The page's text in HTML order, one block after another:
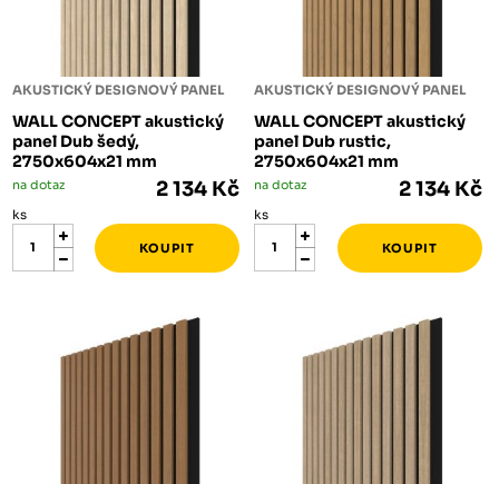
AKUSTICKÝ DESIGNOVÝ PANEL
WALL CONCEPT akustický
panel Dub šedý,
2750x604x21 mm
na dotaz 2 134 Kč
ks
AKUSTICKÝ DESIGNOVÝ PANEL
WALL CONCEPT akustický
panel Dub rustic,
2750x604x21 mm
na dotaz 2 134 Kč
ks